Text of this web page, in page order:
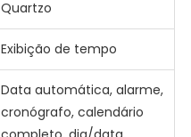
Quartzo
Exibição de tempo
Data automática, alarme,
cronógrafo, calendário